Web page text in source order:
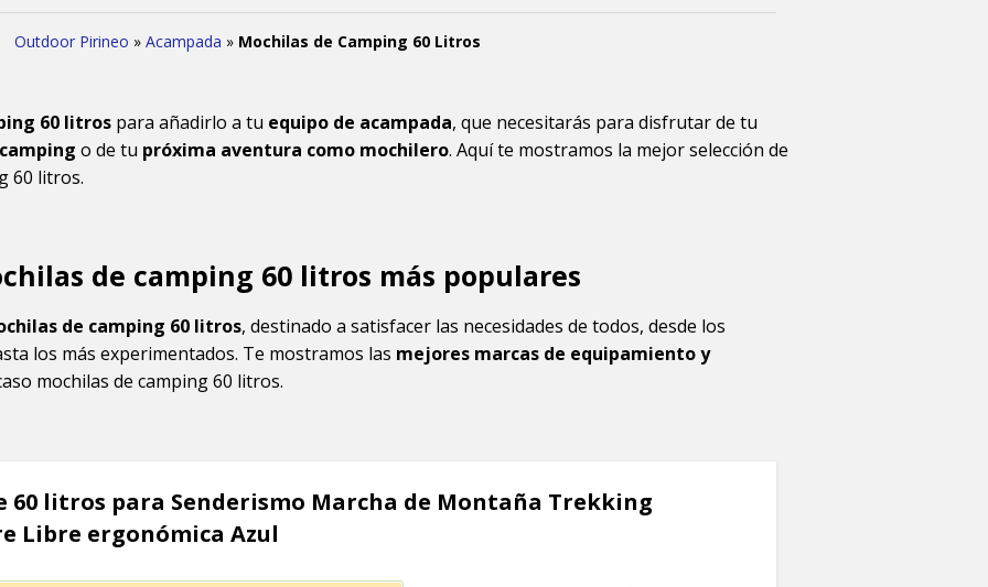
Outdoor Pirineo » Acampada » Mochilas de Camping 60 Litros
60 litros para añadirlo a tu equipo de acampada, que necesitarás para disfrutar de tu
o de tu próxima aventura como mochilero. Aquí te mostramos la mejor selección de
60 litros.
de camping 60 litros más populares
de camping 60 litros, destinado a satisfacer las necesidades de todos, desde los
los más experimentados. Te mostramos las mejores marcas de equipamiento y
mochilas de camping 60 litros.
60 litros para Senderismo Marcha de Montaña Trekking
Libre ergonómica Azul